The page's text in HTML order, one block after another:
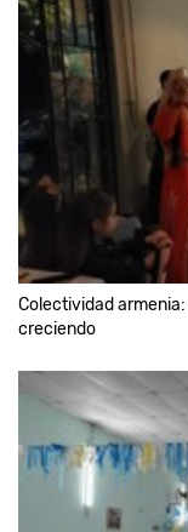
Colectividad
creciendo